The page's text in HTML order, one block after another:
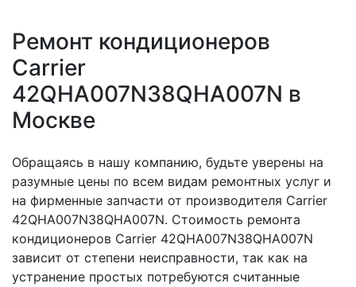
Ремонт кондиционеров
Carrier
42QHA007N38QHA007N в
Москве
Обращаясь в нашу компанию, будьте уверены на
разумные цены по всем видам ремонтных услуг и
на фирменные запчасти от производителя Carrier
42QHA007N38QHA007N. Стоимость ремонта
кондиционеров Carrier 42QHA007N38QHA007N
зависит от степени неисправности, так как на
устранение простых потребуются считанные